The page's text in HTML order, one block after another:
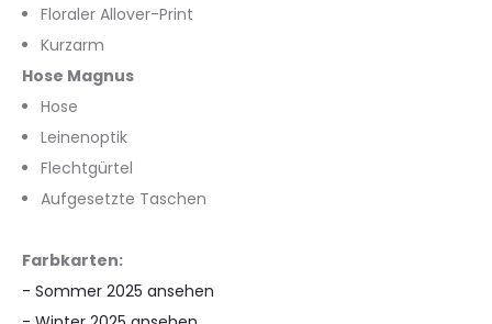
Floraler Allover-Print
Kurzarm
Hose Magnus
Hose
Leinenoptik
Flechtgürtel
Aufgesetzte Taschen
Farbkarten:
- Sommer 2025 ansehen